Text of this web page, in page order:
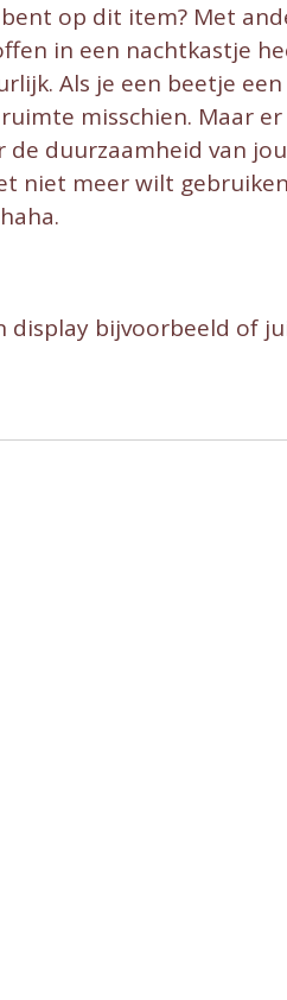
op dit item? Met
in een nachtkastje
Als je een beetje
misschien. Maar
duurzaamheid van
niet meer wilt
bijvoorbeeld of